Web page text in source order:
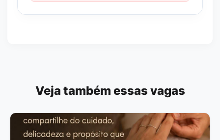
Veja também essas vagas